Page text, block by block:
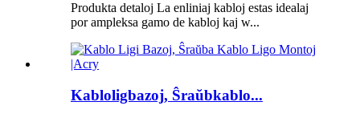
Produkta detaloj La enliniaj kabloj estas idealaj
por ampleksa gamo de kabloj kaj w...
Kabloligbazoj, Ŝraŭbkablo...